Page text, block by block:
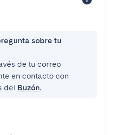
sobre tu
de tu correo
en contacto con
del Buzón.